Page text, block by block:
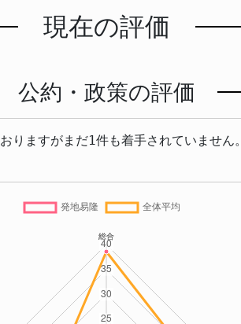
現在の評価
公約・政策の評価
りますがまだ1件も着手されていません。